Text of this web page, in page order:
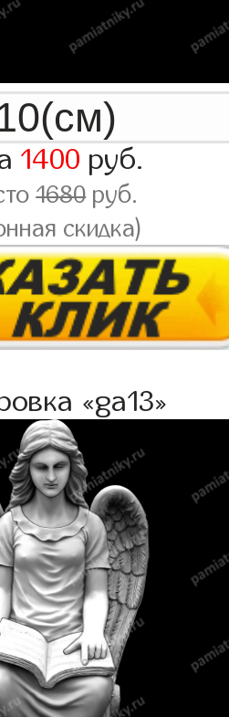
1400 руб.
1680руб.
скидка)
«ga13»